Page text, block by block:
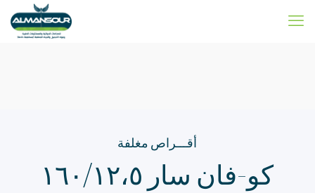
أقـــراص مغلفة
كو-فان سار ١٦٠/١٢،٥